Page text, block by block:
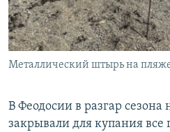
Металлический штырь на пляже
В Феодосии в разгар сезона
закрывали для купания все